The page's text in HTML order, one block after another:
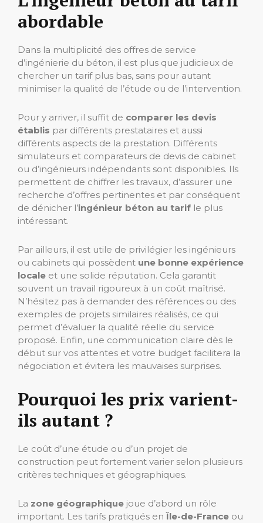
abordable
Dans la multiplicité des offres de service
d’ingénierie du béton, il est plus que judicieux de
chercher un tarif plus bas, sans pour autant
minimiser la qualité de l’étude ou de l’intervention.
Pour y arriver, il suffit de comparer les devis
établis par différents prestataires et aussi
différents aspects de la prestation. Différents
simulateurs et comparateurs de devis de cabinet
ou d’ingénieurs indépendants sont disponibles. Ils
permettent de chiffrer les travaux, d’assurer une
recherche d’offres pertinentes et par conséquent
de dénicher l’ingénieur béton au tarif le plus
intéressant.
Par ailleurs, il est utile de privilégier les ingénieurs
ou cabinets qui possèdent une bonne expérience
locale et une solide réputation. Cela garantit
souvent un travail rigoureux à un coût maîtrisé.
N’hésitez pas à demander des références ou des
exemples de projets similaires réalisés, ce qui
permet d’évaluer la qualité réelle du service
proposé. Enfin, une communication claire dès le
début sur vos attentes et votre budget facilitera la
négociation et évitera les mauvaises surprises.
Pourquoi les prix varient-
ils autant ?
Le coût d’une étude ou d’un projet de
construction peut fortement varier selon plusieurs
critères techniques et géographiques.
La zone géographique joue d’abord un rôle
important. Les tarifs pratiqués enÎle-de-France ou